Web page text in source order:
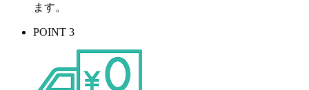
ます。
POINT 3